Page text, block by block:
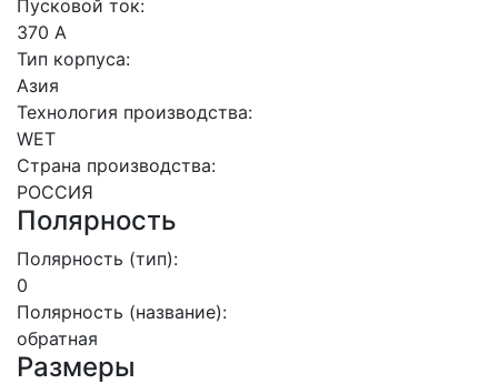
Пусковой ток:
370 А
Тип корпуса:
Азия
Технология производства:
WET
Страна производства:
РОССИЯ
Полярность
Полярность (тип):
0
Полярность (название):
обратная
Размеры